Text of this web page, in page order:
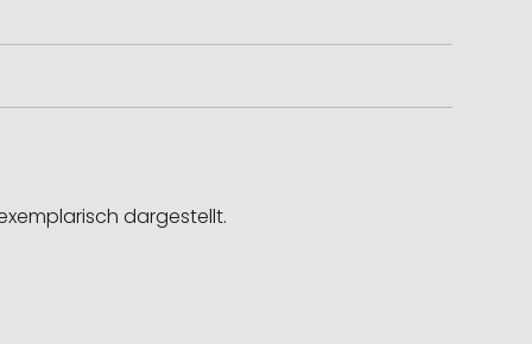
dargestellt.